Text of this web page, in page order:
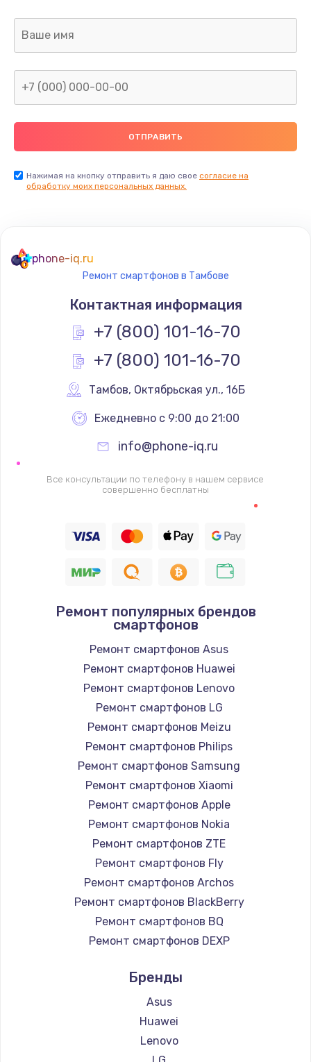
Заказать
Замена звуковой карты
1600 руб.
Заказать
1560 руб.
1800 руб.
Замена тачпада
1660 руб.
Заказать
Замена контроллера питания
Заказать
Настройка Wi-Fi
Заказать
Ремонт петель крышки
Заказать
Замена вебкамеры
1740 руб.
Заказать
Установка драйверов
1225 руб.
Заказать
Замена жесткого диска
1250 руб.
Заказать
Ремонт цепей питания
3000 руб.
Заказать
Замена видеокарты
2100 руб.
Заказать
Нажимая на кнопку отправить я даю свое согласие на
обработку моих персональных данных.
phone-iq.ru
Ремонт смартфонов в Тамбове
Контактная информация
+7 (800) 101-16-70
+7 (800) 101-16-70
Тамбов, Октябрьская ул., 16Б
Ежедневно с 9:00 до 21:00
info@phone-iq.ru
Все консультации по телефону в нашем сервисе
совершенно бесплатны
Ремонт популярных брендов
смартфонов
Ремонт смартфонов Asus
Ремонт смартфонов Huawei
Ремонт смартфонов Lenovo
Ремонт смартфонов LG
Ремонт смартфонов Meizu
Ремонт смартфонов Philips
Ремонт смартфонов Samsung
Ремонт смартфонов Xiaomi
Ремонт смартфонов Apple
Ремонт смартфонов Nokia
Ремонт смартфонов ZTE
Ремонт смартфонов Fly
Ремонт смартфонов Archos
Ремонт смартфонов BlackBerry
Ремонт смартфонов BQ
Ремонт смартфонов DEXP
Ремонт смартфонов Ginzzu
Ремонт смартфонов Highscreen
Ремонт смартфонов Irbis
Ремонт смартфонов Kyocera
Ремонт смартфонов LeEco
Бренды
Asus
Huawei
Lenovo